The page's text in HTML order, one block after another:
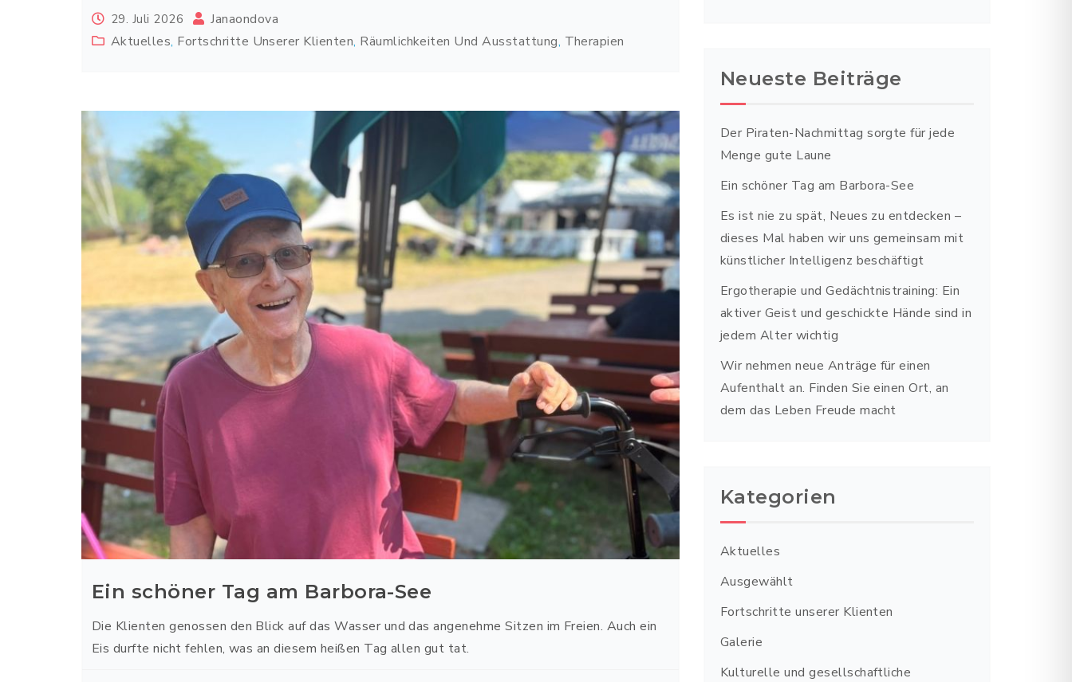
29. Juli 2026
Janaondova
Aktuelles, Fortschritte Unserer Klienten, Räumlichkeiten Und Ausstattung, Therapien
Ein schöner Tag am Barbora-See
Die Klienten genossen den Blick auf das Wasser und das angenehme Sitzen im Freien. Auch ein
Eis durfte nicht fehlen, was an diesem heißen Tag allen gut tat.
Neueste Beiträge
Der Piraten-Nachmittag sorgte für jede
Menge gute Laune
Ein schöner Tag am Barbora-See
Es ist nie zu spät, Neues zu entdecken –
dieses Mal haben wir uns gemeinsam mit
künstlicher Intelligenz beschäftigt
Ergotherapie und Gedächtnistraining: Ein
aktiver Geist und geschickte Hände sind in
jedem Alter wichtig
Wir nehmen neue Anträge für einen
Aufenthalt an. Finden Sie einen Ort, an
dem das Leben Freude macht
Kategorien
Aktuelles
Ausgewählt
Fortschritte unserer Klienten
Galerie
Kulturelle und gesellschaftliche